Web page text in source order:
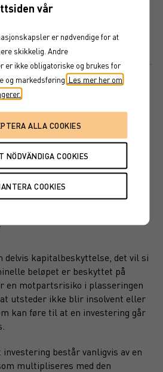
delvis kapitalbeskyttelse, det vil si
beløpet er beskyttet på
en motpartsrisiko i plasseringen
at utsteder ikke blir insolvent eller
kan føre til at en investering går
består vanligvis av en
multipliseres med den
vår
er nødvendige for at
skikkelig. Andre
er ikke obligatoriske og brukes for
og markedsføring. Les mer her om